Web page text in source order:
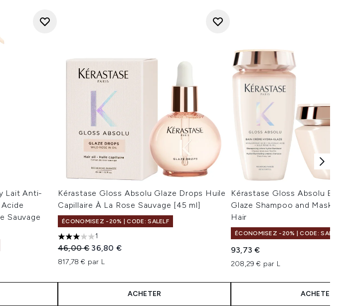
Lait Anti-
Sauvage
Kérastase Gloss Absolu Glaze Drops Huile
Capillaire À La Rose Sauvage [45 ml]
ÉCONOMISEZ -20% | CODE: SALELF
3 étoiles sur un maximum de 5
1
Prix de vente :
46,00 € Prix ​​actuel :
36,80 €
817,78 € par L
ACHETER
Kérastase Gloss Absolu Bain
Glaze Shampoo and Mask For
Hair
ÉCONOMISEZ -20% | CODE: SALELF
93,73 €
208,29 € par L
ACHETER